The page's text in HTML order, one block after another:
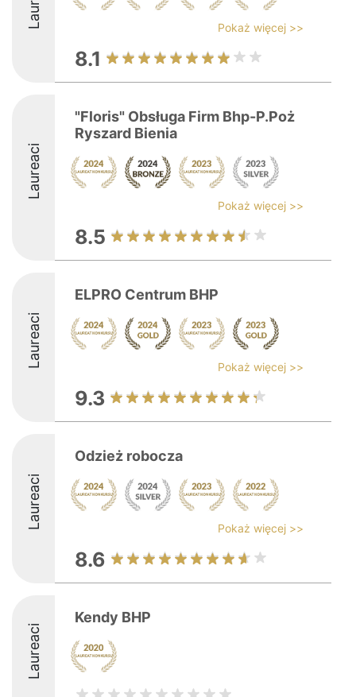
Pokaż więcej >>
8.1
Laureaci
"Floris" Obsługa Firm Bhp-P.Poż
Ryszard Bienia
Pokaż więcej >>
8.5
Laureaci
ELPRO Centrum BHP
Pokaż więcej >>
9.3
Laureaci
Odzież robocza
Pokaż więcej >>
8.6
Laureaci
Kendy BHP